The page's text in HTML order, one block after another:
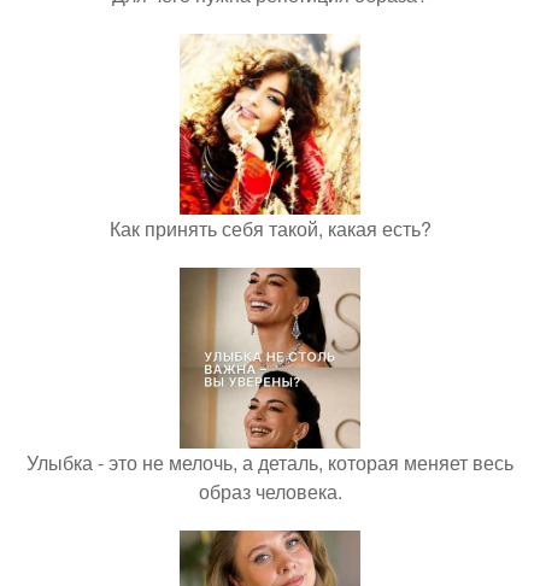
Как принять себя такой, какая есть?
Улыбка - это не мелочь, а деталь, которая меняет весь
образ человека.